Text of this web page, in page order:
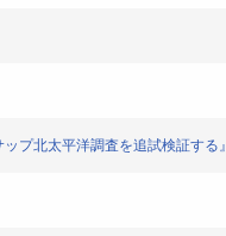
プ北太平洋調査を追試検証する』